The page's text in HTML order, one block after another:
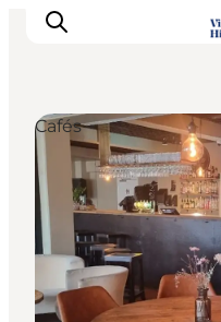
Erlebnisse
Natur
Städte und Orte
Das passiert
Reiseplanung
Cafés